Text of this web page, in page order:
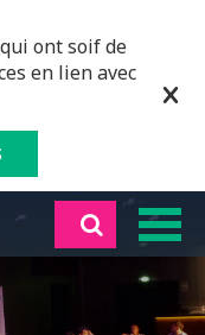
ont soif de
en lien avec